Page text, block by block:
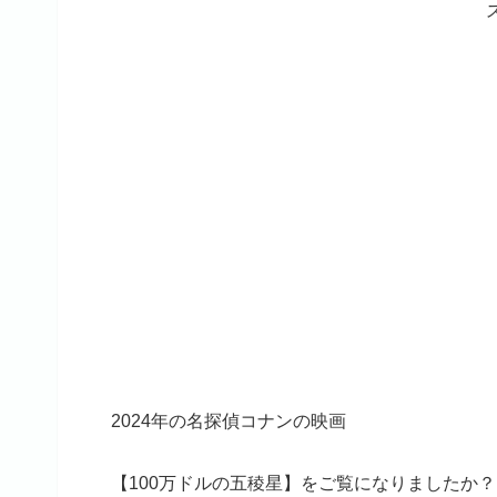
2024年の名探偵コナンの映画
【100万ドルの五稜星】をご覧になりましたか？